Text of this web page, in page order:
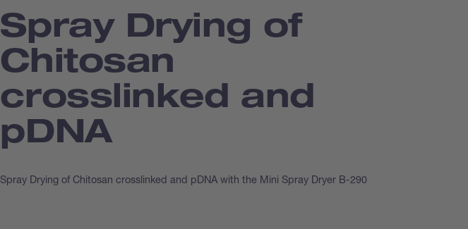
Spray Drying of
Chitosan
crosslinked and
pDNA
Spray Drying of Chitosan crosslinked and pDNA with the Mini Spray Dryer B-290